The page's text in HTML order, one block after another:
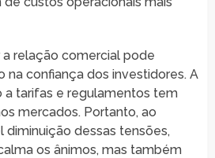
relação comercial pode
na confiança dos investidores. A
a tarifas e regulamentos tem
mercados. Portanto, ao
diminuição dessas tensões,
os ânimos, mas também